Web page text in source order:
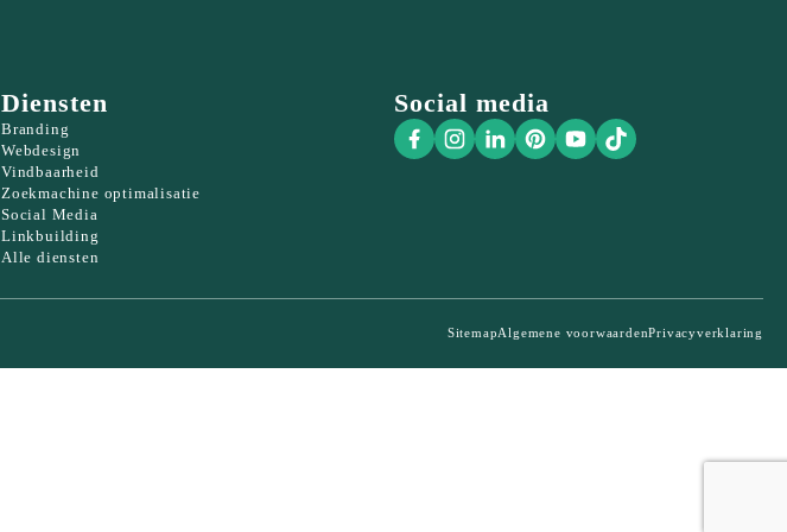
Diensten
Branding
Webdesign
Vindbaarheid
Zoekmachine optimalisatie
Social Media
Linkbuilding
Alle diensten
Social media
SitemapAlgemene voorwaardenPrivacyverklaring